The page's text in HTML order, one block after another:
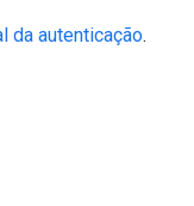
da autenticação.